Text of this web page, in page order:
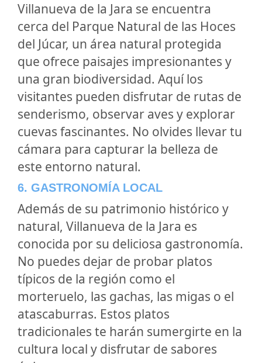
Villanueva de la Jara se encuentra
cerca del Parque Natural de las Hoces
del Júcar, un área natural protegida
que ofrece paisajes impresionantes y
una gran biodiversidad. Aquí los
visitantes pueden disfrutar de rutas de
senderismo, observar aves y explorar
cuevas fascinantes. No olvides llevar tu
cámara para capturar la belleza de
este entorno natural.
6. GASTRONOMÍA LOCAL
Además de su patrimonio histórico y
natural, Villanueva de la Jara es
conocida por su deliciosa gastronomía.
No puedes dejar de probar platos
típicos de la región como el
morteruelo, las gachas, las migas o el
atascaburras. Estos platos
tradicionales te harán sumergirte en la
cultura local y disfrutar de sabores